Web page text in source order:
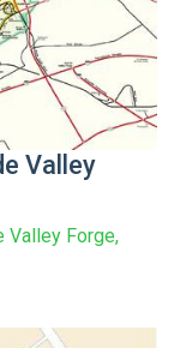
Valley
Valley Forge,